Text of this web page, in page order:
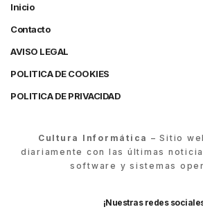
Inicio
Contacto
AVISO LEGAL
POLITICA DE COOKIES
POLITICA DE PRIVACIDAD
Cultura Informática – Sitio
diariamente con las últimas
software y sistemas
¡Nuestras redes